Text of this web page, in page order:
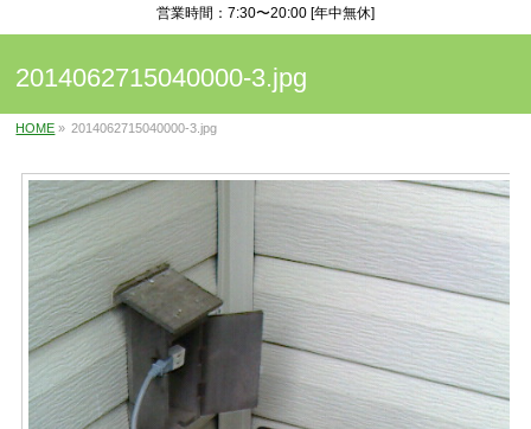
営業時間：7:30〜20:00 [年中無休]
2014062715040000-3.jpg
HOME » 2014062715040000-3.jpg